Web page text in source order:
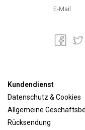
Kundendienst
Datenschutz & Cookies
Allgemeine
Rücksendung